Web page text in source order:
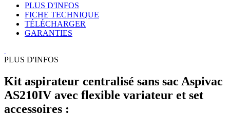
PLUS D'INFOS
FICHE TECHNIQUE
TÉLÉCHARGER
GARANTIES
PLUS D'INFOS
Kit aspirateur centralisé sans sac Aspivac
AS210IV avec flexible variateur et set
accessoires :